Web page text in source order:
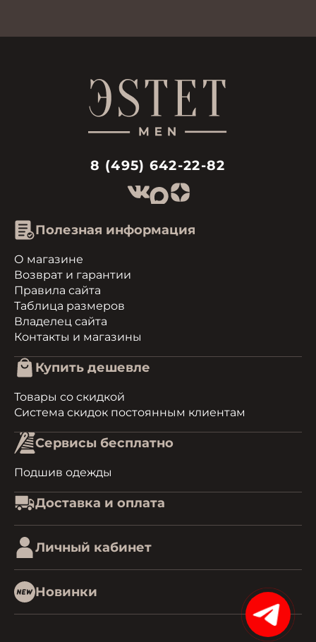
8 (495) 642-22-82
Полезная информация
О магазине
Возврат и гарантии
Правила сайта
Таблица размеров
Владелец сайта
Контакты и магазины
Купить дешевле
Товары со скидкой
Система скидок постоянным клиентам
Сервисы бесплатно
Подшив одежды
Доставка и оплата
Личный кабинет
Новинки
15%